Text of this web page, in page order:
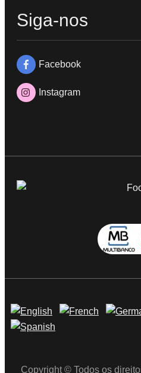
Siga-nos
Facebook
Instagram
Copyright © Todos os